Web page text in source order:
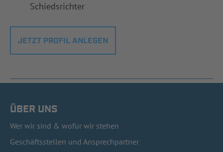
Schiedsrichter
JETZT PROFIL ANLEGEN
ÜBER UNS
Wer wir sind & wofür wir stehen
Geschäftsstellen und Ansprechpartner